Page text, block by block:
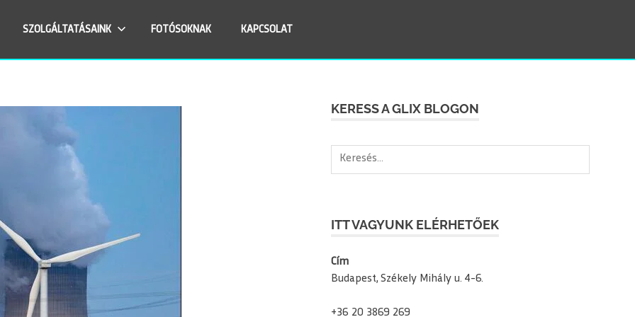
SZOLGÁLTATÁSAINK FOTÓSOKNAK KAPCSOLAT
KERESS A GLIX BLOGON
Keresés:
ITT VAGYUNK ELÉRHETŐEK
Cím
Budapest, Székely Mihály u. 4-6.
+36 20 3869 269